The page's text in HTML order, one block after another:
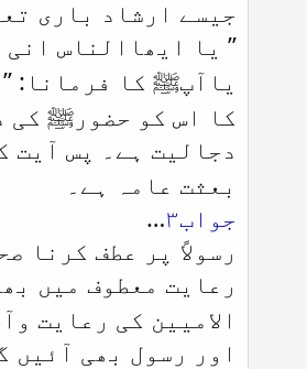
جیسے ارشاد باری
’’ یا ایھاالناس انی
یاآپﷺ کا فرمانا: ’’
کا اس کو حضورﷺ کی
دجالیت ہے۔ پس آیت
بعثت عامہ ہے۔
جواب۳ …
رسولاً پر عطف کرنا
رعایت معطوف میں
الامیین کی رعایت
اور رسول بھی آئیں